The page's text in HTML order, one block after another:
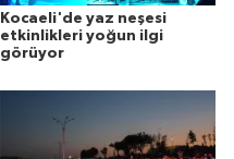
Kocaeli'de yaz neşesi
etkinlikleri yoğun ilgi
görüyor